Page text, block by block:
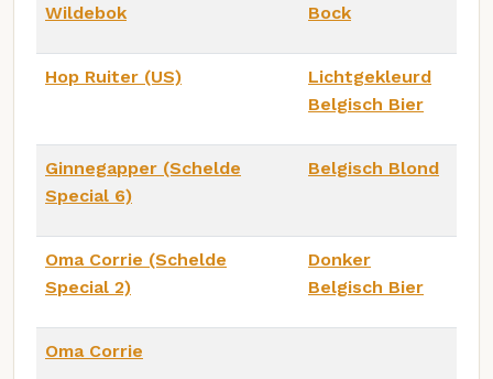
Wildebok Bock
Hop Ruiter (US)
Lichtgekleurd
Belgisch Bier
Ginnegapper (Schelde
Special 6)
Belgisch Blond
Oma Corrie (Schelde
Special 2)
Donker
Belgisch Bier
Oma Corrie